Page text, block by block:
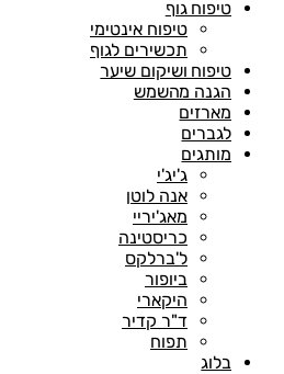
טיפוח גוף
טיפוח אינטימי
תכשירים לגוף
טיפוח ושיקום שיער
הגנה מהשמש
מארזים
לגברים
מותגים
ג'יג'י
אנה לוטן
מאג'יריי
כריסטינה
ל'ברלקס
ביופור
היקארי
ד"ר קדיר
תפוח
בלוג